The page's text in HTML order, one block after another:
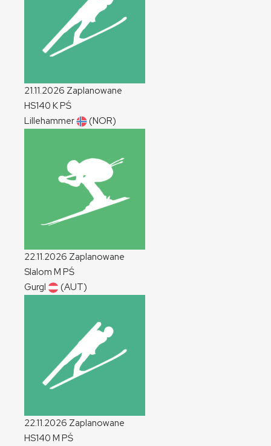
21.11.2026 Zaplanowane
HS140 KPŚ
Lillehammer
(NOR)
22.11.2026 Zaplanowane
Slalom M PŚ
Gurgl
(AUT)
22.11.2026 Zaplanowane
HS140 M PŚ